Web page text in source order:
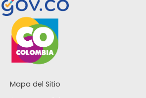
Mapa del Sitio